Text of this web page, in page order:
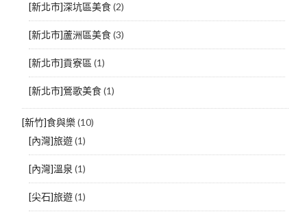
[新北市]深坑區美食(2)
[新北市]蘆洲區美食(3)
[新北市]貢寮區 (1)
[新北市]鶯歌美食(1)
[新竹]食與樂(10)
[內灣]旅遊(1)
[內灣]溫泉 (1)
[尖石]旅遊(1)